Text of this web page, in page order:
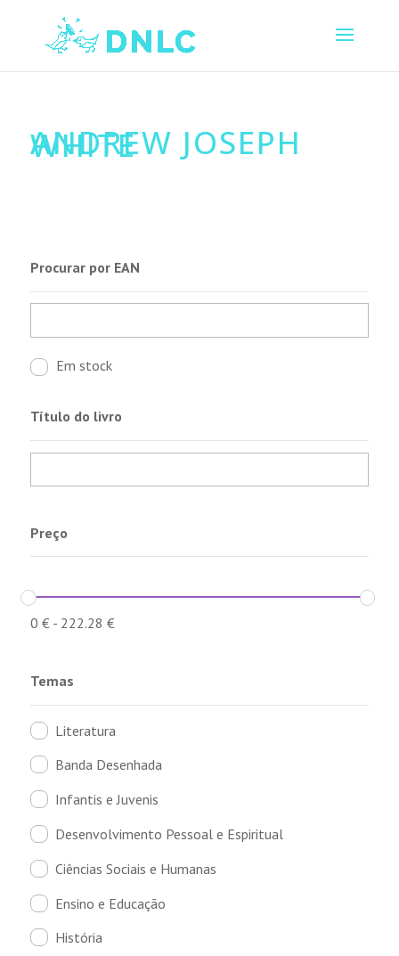
ANDREW JOSEPH
WHITE
Procurar por EAN
Em stock
Título do livro
Preço
0 €- 222.28 €
Temas
Literatura
Banda Desenhada
Infantis e Juvenis
Desenvolvimento Pessoal e Espiritual
Ciências Sociais e Humanas
Ensino e Educação
História